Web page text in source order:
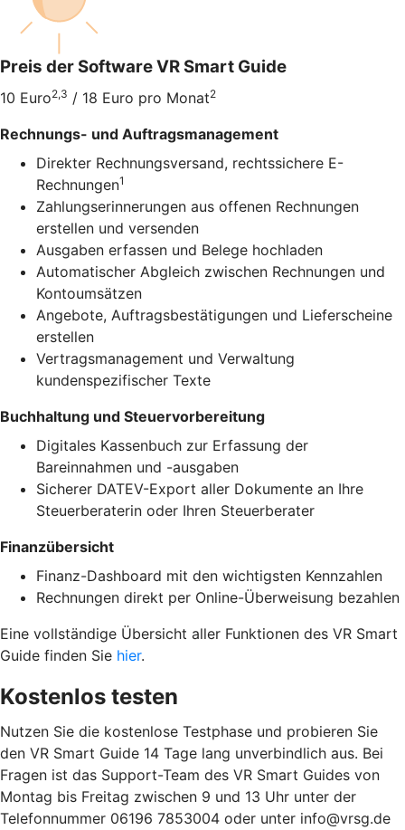
Preis der Software VR Smart Guide
10 Euro2,3 / 18 Euro pro Monat2
Rechnungs- und Auftragsmanagement
Direkter Rechnungsversand, rechtssichere E-
Rechnungen1
Zahlungserinnerungen aus offenen Rechnungen
erstellen und versenden
Ausgaben erfassen und Belege hochladen
Automatischer Abgleich zwischen Rechnungen und
Kontoumsätzen
Angebote, Auftragsbestätigungen und Lieferscheine
erstellen
Vertragsmanagement und Verwaltung
kundenspezifischer Texte
Buchhaltung und Steuervorbereitung
Digitales Kassenbuch zur Erfassung der
Bareinnahmen und -ausgaben
Sicherer DATEV-Export aller Dokumente an Ihre
Steuerberaterin oder Ihren Steuerberater
Finanzübersicht
Finanz-Dashboard mit den wichtigsten Kennzahlen
Rechnungen direkt per Online-Überweisung bezahlen
Eine vollständige Übersicht aller Funktionen des VR Smart
Guide finden Sie hier.
Kostenlos testen
Nutzen Sie die kostenlose Testphase und probieren Sie
den VR Smart Guide 14 Tage lang unverbindlich aus. Bei
Fragen ist das Support-Team des VR Smart Guides von
Montag bis Freitag zwischen 9 und 13 Uhr unter der
Telefonnummer 06196 7853004 oder unter info@vrsg.de